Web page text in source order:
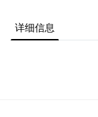
详细信息